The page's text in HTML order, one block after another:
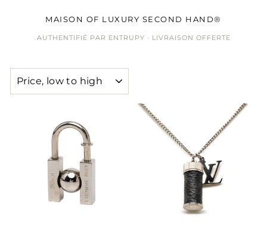
MAISON OF LUXURY SECOND HAND®
AUTHENTIFIÉ PAR ENTRUPY · LIVRAISON OFFERTE